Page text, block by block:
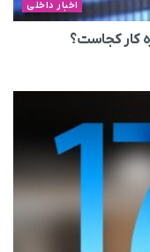
اخبار داخلی
کار کجاست؟